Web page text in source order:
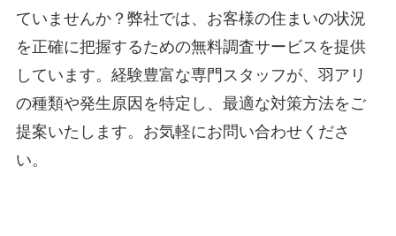
ていませんか？弊社では、お客様の住まいの状況
を正確に把握するための無料調査サービスを提供
しています。経験豊富な専門スタッフが、羽アリ
の種類や発生原因を特定し、最適な対策方法をご
提案いたします。お気軽にお問い合わせくださ
い。